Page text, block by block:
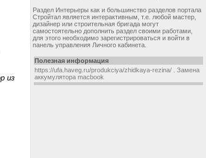
из
Раздел Интерьеры как и большинство разделов портала
Стройтал является интерактивным, т.е. любой мастер,
дизайнер или строительная бригада могут
самостоятельно дополнить раздел своими работами,
для этого необходимо зарегистрироваться и войти в
панель управления Личного кабинета.
Полезная информация
https://ufa.haveg.ru/produkciya/zhidkaya-rezina/
Замена
аккумулятора macbook